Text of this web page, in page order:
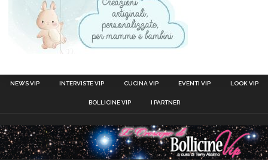
NEWS VIP INTERVISTE VIP CUCINA VIP EVENTI VIP LOOK VIP
BOLLICINE VIP I PARTNER